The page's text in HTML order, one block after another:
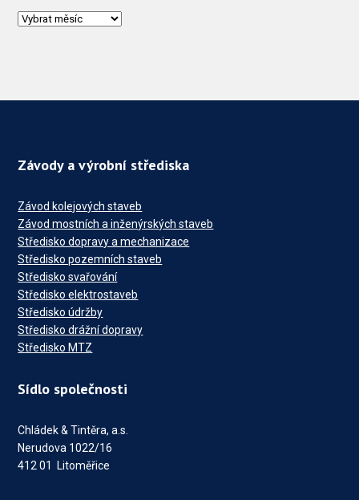
Závody a výrobní střediska
Závod kolejových staveb
Závod mostních a inženýrských staveb
Středisko dopravy a mechanizace
Středisko pozemních staveb
Středisko svařování
Středisko elektrostaveb
Středisko údržby
Středisko drážní dopravy
Středisko MTZ
Sídlo společnosti
Chládek & Tintěra, a.s.
Nerudova 1022/16
412 01 Litoměřice